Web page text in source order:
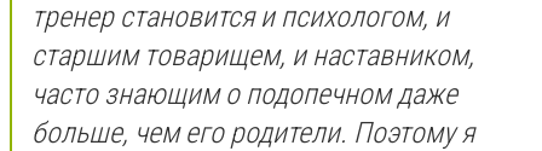
тренер становится и психологом, и
старшим товарищем, и наставником,
часто знающим о подопечном даже
больше, чем его родители. Поэтому я